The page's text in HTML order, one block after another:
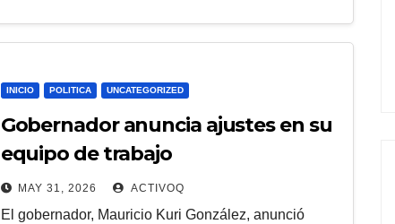
INICIO POLITICA UNCATEGORIZED
Gobernador anuncia ajustes en su
equipo de trabajo
MAY 31, 2026 ACTIVOQ
El gobernador, Mauricio Kuri González, anunció